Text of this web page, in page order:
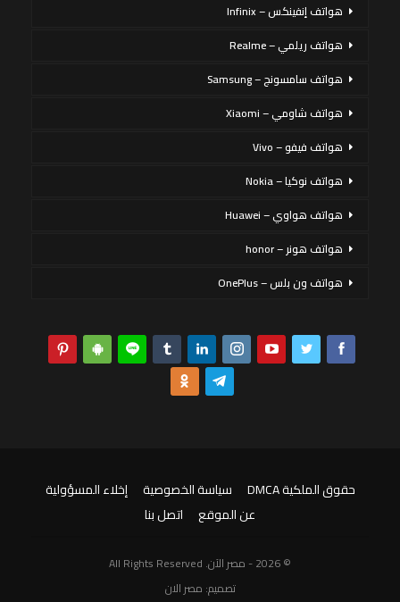
هواتف إنفينكس – Infinix
هواتف ريلمي – Realme
هواتف سامسونج – Samsung
هواتف شاومي – Xiaomi
هواتف فيفو – Vivo
هواتف نوكيا – Nokia
هواتف هواوي – Huawei
هواتف هونر – honor
هواتف ون بلس – OnePlus
حقوق الملكية DMCA سياسة الخصوصية
إخلاء المسؤولية
عن الموقع
اتصل بنا
© 2026 - مصر الآن. All Rights Reserved
تصميم: مصر الان